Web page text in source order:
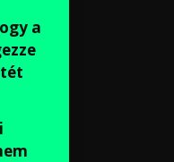
a